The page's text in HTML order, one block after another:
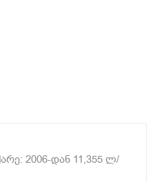
2006-დან 11,355 ლ/